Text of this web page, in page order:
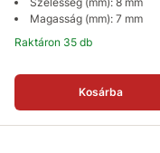
Magasság (mm): 7 mm
Raktáron 35 db
Kosárba